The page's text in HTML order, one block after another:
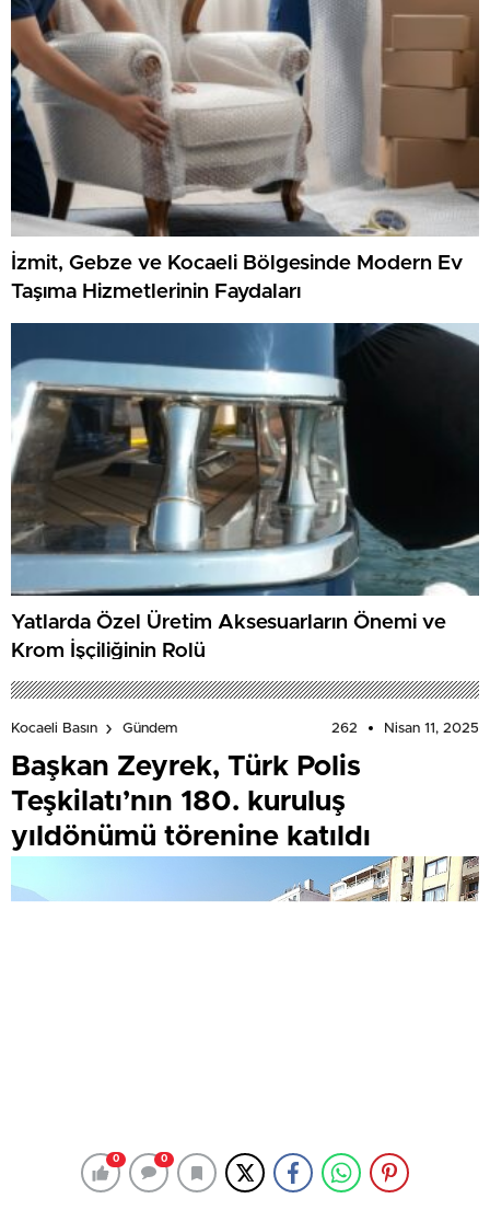
İzmit, Gebze ve Kocaeli Bölgesinde Modern Ev
Taşıma Hizmetlerinin Faydaları
Yatlarda Özel Üretim Aksesuarların Önemi ve
Krom İşçiliğinin Rolü
Kocaeli Basın Gündem 262 Nisan 11, 2025
Başkan Zeyrek, Türk Polis
Teşkilatı’nın 180. kuruluş
yıldönümü törenine katıldı
0 0